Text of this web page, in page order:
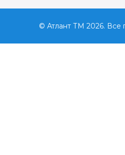
© Атлант ТМ 2026. Все